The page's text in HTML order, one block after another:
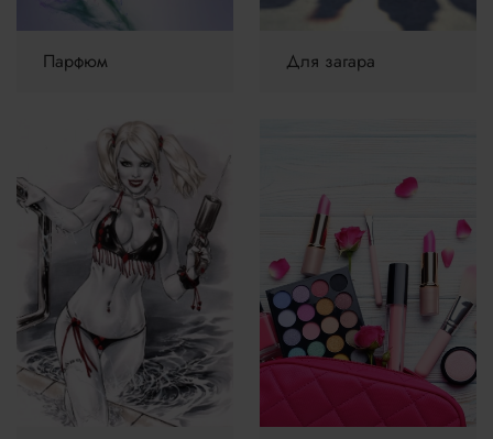
Парфюм Для загара